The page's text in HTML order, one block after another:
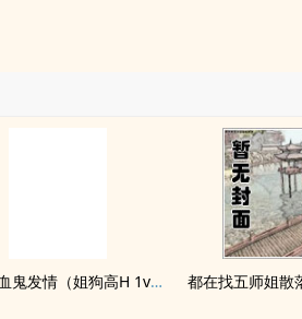
禁止吸血鬼发情（姐狗高H 1v1） 都在找五师姐散